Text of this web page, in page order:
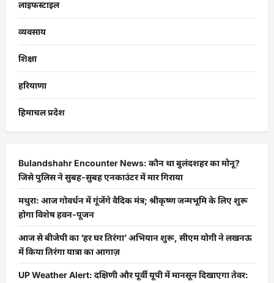
लाइफस्टाइल
व्यवसाय
शिक्षा
हरियाणा
हिमाचल प्रदेश
Bulandshahr Encounter News: कौन था बुलंदशहर का मोनू?
जिसे पुलिस ने सुबह-सुबह एनकाउंटर में मार गिराया
मथुरा: आज गोवर्धन में गूंजेंगे वैदिक मंत्र; श्रीकृष्ण जन्मभूमि के लिए शुरू
होगा विशेष हवन-पूजन
आज से बीजेपी का ‘हर घर तिरंगा’ अभियान शुरू, सीएम योगी ने लखनऊ
में किया तिरंगा यात्रा का आगाज़
UP Weather Alert: दक्षिणी और पूर्वी यूपी में मानसून दिखाएगा तेवर: